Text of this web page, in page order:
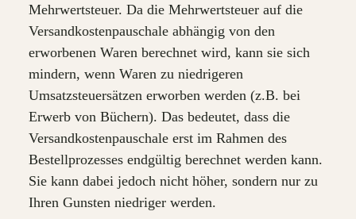
Mehrwertsteuer. Da die Mehrwertsteuer auf die
Versandkostenpauschale abhängig von den
erworbenen Waren berechnet wird, kann sie sich
mindern, wenn Waren zu niedrigeren
Umsatzsteuersätzen erworben werden (z.B. bei
Erwerb von Büchern). Das bedeutet, dass die
Versandkostenpauschale erst im Rahmen des
Bestellprozesses endgültig berechnet werden kann.
Sie kann dabei jedoch nicht höher, sondern nur zu
Ihren Gunsten niedriger werden.